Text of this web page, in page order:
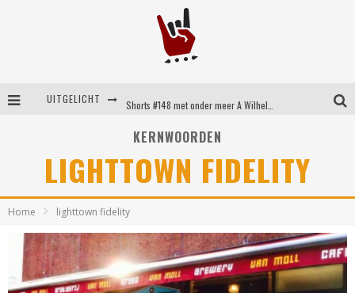
UITGELICHT
Britse emorockers van Basement maken tweede comeback met het indrukwekkende ‘Wired’
Shorts #149 met onder meer No Cure, Eva Under Fire, The Hu en Sleeping With Sirens
KERNWOORDEN
LIGHTTOWN FIDELITY
Home lighttown fidelity